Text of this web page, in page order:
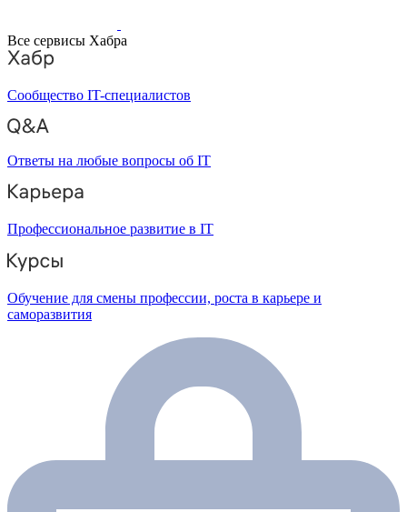
Все сервисы Хабра
Сообщество IT-специалистов
Ответы на любые вопросы об IT
Профессиональное развитие в IT
Обучение для смены профессии, роста в карьере и
саморазвития